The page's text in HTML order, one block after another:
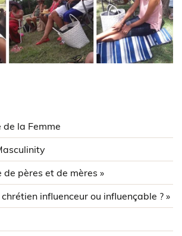
de la Femme
de pères et de mères »
influenceur ou influençable ? »